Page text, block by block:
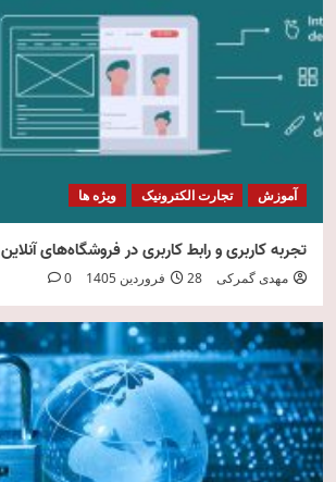
5
امنیت فناوری اطلاعات
آموزش تجارت الکترونیک ویژه ها
تجربه کاربری و رابط کاربری در فروشگاه‌های آنلاین
مهدی گمرکی 28 فروردین 1405 0